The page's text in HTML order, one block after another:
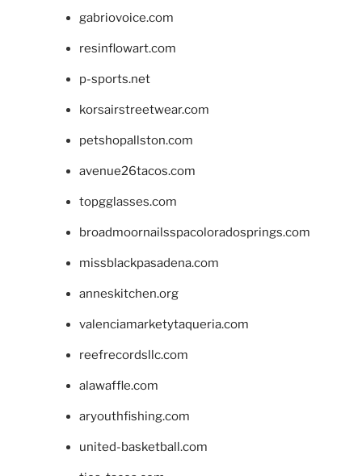
gabriovoice.com
resinflowart.com
p-sports.net
korsairstreetwear.com
petshopallston.com
avenue26tacos.com
topgglasses.com
broadmoornailsspacoloradosprings.com
missblackpasadena.com
anneskitchen.org
valenciamarketytaqueria.com
reefrecordsllc.com
alawaffle.com
aryouthfishing.com
united-basketball.com